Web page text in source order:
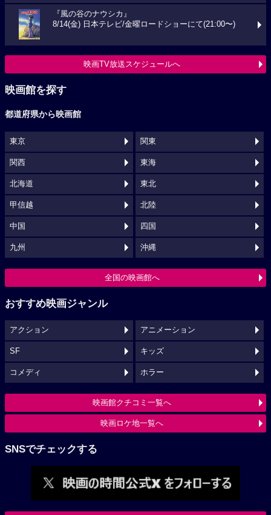
『風の谷のナウシカ』
8/14(金) 日本テレビ/金曜ロードショーにて(21:00〜)
映画TV放送スケジュールへ
映画館を探す
都道府県から映画館
東京 関東
関西 東海
北海道 東北
甲信越 北陸
中国 四国
九州 沖縄
全国の映画館へ
おすすめ映画ジャンル
アクション アニメーション
SF キッズ
コメディ ホラー
映画館クチコミ一覧へ
映画ロケ地一覧へ
SNSでチェックする